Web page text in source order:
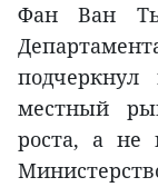
Фан Ван
подчеркнул
местный
роста, а не